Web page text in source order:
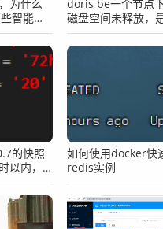
为什么
智能体
doris be一个节点
磁盘空间未释放，
节点呢?
的快照
以内，
啦，为
如何使用docker快
redis实例